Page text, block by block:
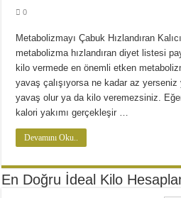
0
Metabolizmayı Çabuk Hızlandıran
metabolizma hızlandıran diyet listesi
kilo vermede en önemli etken
yavaş çalışıyorsa ne kadar az
yavaş olur ya da kilo veremezsiniz.
kalori yakımı gerçekleşir …
Devamını Oku..
En Doğru İdeal Kilo